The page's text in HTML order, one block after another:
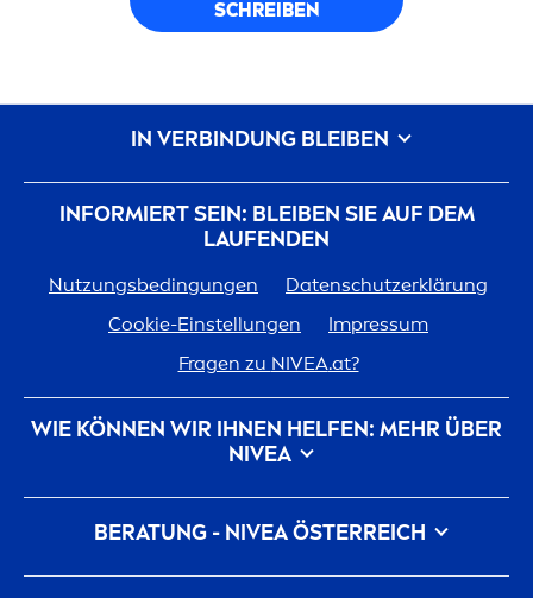
SCHREIBEN
INFORMIERT SEIN: BLEIBEN SIE AUF DEM
LAUFENDEN
Nutzungsbedingungen
Datenschutzerklärung
Cookie-Einstellungen
Impressum
Fragen zu NIVEA.at?
WIE KÖNNEN WIR IHNEN HELFEN: MEHR ÜBER
NIVEA
Marken-Geschichte FürNIVEAarbeiten
Nachhaltigkeit beiNIVEA Kontakt
BERATUNG - NIVEAÖSTERREICH
Pickel auf der Wange Pickel am Rücken
IN VERBINDUNG BLEIBEN